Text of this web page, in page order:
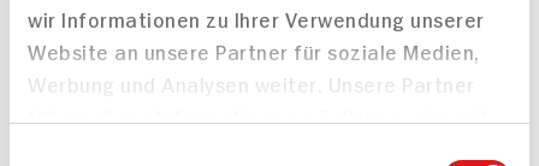
wir Informationen zu Ihrer Verwendung unserer
Website an unsere Partner für soziale Medien,
Werbung und Analysen weiter. Unsere Partner
Alle Rezepte Mehr